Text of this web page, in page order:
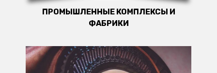
ПРОМЫШЛЕННЫЕ КОМПЛЕКСЫ И
ФАБРИКИ